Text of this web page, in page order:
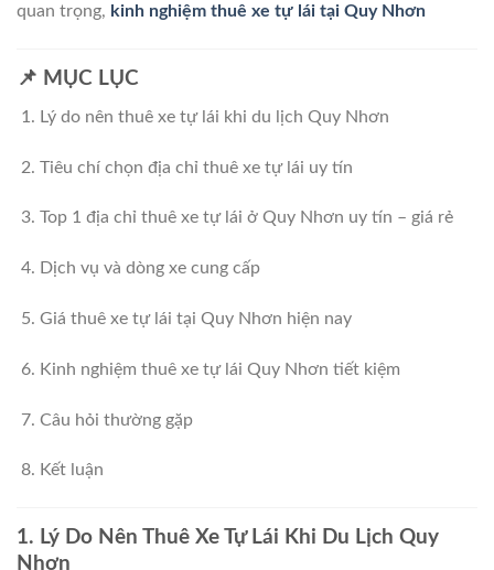
quan trọng, kinh nghiệm thuê xe tự lái tại Quy Nhơn
📌 MỤC LỤC
Lý do nên thuê xe tự lái khi du lịch Quy Nhơn
Tiêu chí chọn địa chỉ thuê xe tự lái uy tín
Top 1 địa chỉ thuê xe tự lái ở Quy Nhơn uy tín – giá rẻ
Dịch vụ và dòng xe cung cấp
Giá thuê xe tự lái tại Quy Nhơn hiện nay
Kinh nghiệm thuê xe tự lái Quy Nhơn tiết kiệm
Câu hỏi thường gặp
Kết luận
1. Lý Do Nên Thuê Xe Tự Lái Khi Du Lịch Quy
Nhơn